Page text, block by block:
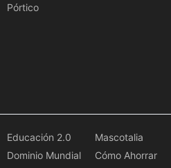
Pórtico
Educación 2.0
Dominio Mundial
Mascotalia
Cómo Ahorrar